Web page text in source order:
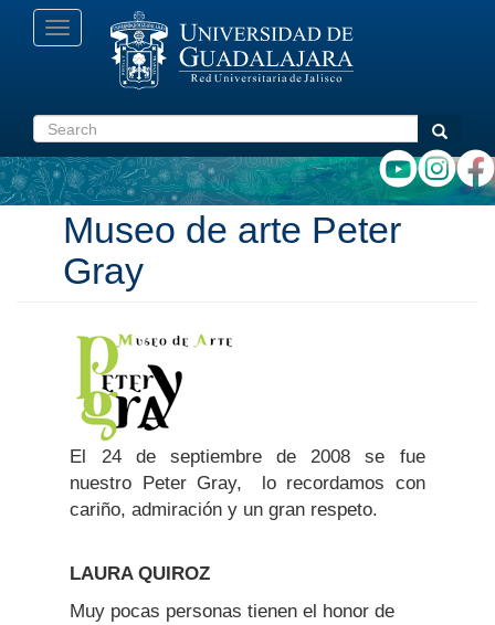
Toggle
navigation
Search Search
Museo de arte Peter
Gray
El 24 de septiembre de 2008 se fue
nuestro Peter Gray, lo recordamos con
cariño, admiración y un gran respeto.
LAURA QUIROZ
Muy pocas personas tienen el honor de